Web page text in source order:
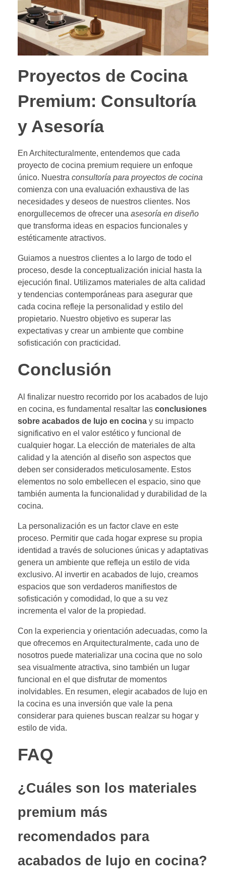
Proyectos de Cocina
Premium: Consultoría
y Asesoría
En Architecturalmente, entendemos que cada
proyecto de cocina premium requiere un enfoque
único. Nuestra consultoría para proyectos de cocina
comienza con una evaluación exhaustiva de las
necesidades y deseos de nuestros clientes. Nos
enorgullecemos de ofrecer una asesoría en diseño
que transforma ideas en espacios funcionales y
estéticamente atractivos.
Guiamos a nuestros clientes a lo largo de todo el
proceso, desde la conceptualización inicial hasta la
ejecución final. Utilizamos materiales de alta calidad
y tendencias contemporáneas para asegurar que
cada cocina refleje la personalidad y estilo del
propietario. Nuestro objetivo es superar las
expectativas y crear un ambiente que combine
sofisticación con practicidad.
Conclusión
Al finalizar nuestro recorrido por los acabados de lujo
en cocina, es fundamental resaltar las conclusiones
sobre acabados de lujo en cocina y su impacto
significativo en el valor estético y funcional de
cualquier hogar. La elección de materiales de alta
calidad y la atención al diseño son aspectos que
deben ser considerados meticulosamente. Estos
elementos no solo embellecen el espacio, sino que
también aumenta la funcionalidad y durabilidad de la
cocina.
La personalización es un factor clave en este
proceso. Permitir que cada hogar exprese su propia
identidad a través de soluciones únicas y adaptativas
genera un ambiente que refleja un estilo de vida
exclusivo. Al invertir en acabados de lujo, creamos
espacios que son verdaderos manifiestos de
sofisticación y comodidad, lo que a su vez
incrementa el valor de la propiedad.
Con la experiencia y orientación adecuadas, como la
que ofrecemos en Arquitecturalmente, cada uno de
nosotros puede materializar una cocina que no solo
sea visualmente atractiva, sino también un lugar
funcional en el que disfrutar de momentos
inolvidables. En resumen, elegir acabados de lujo en
la cocina es una inversión que vale la pena
considerar para quienes buscan realzar su hogar y
estilo de vida.
FAQ
¿Cuáles son los materiales
premium más
recomendados para
acabados de lujo en cocina?